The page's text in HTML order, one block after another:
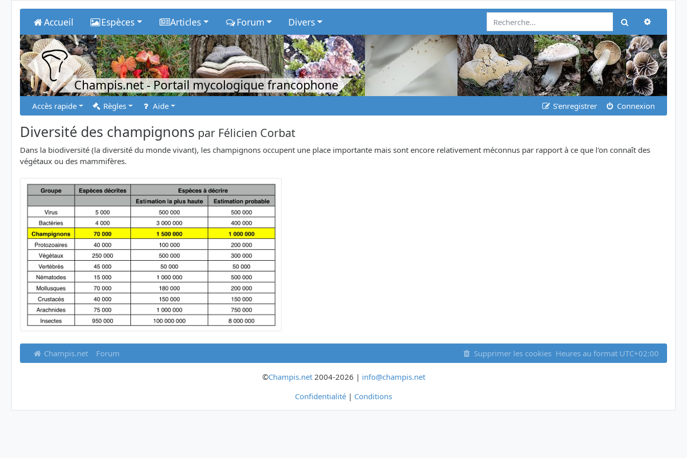
Accueil Espèces Articles Forum Divers Rechercher
Champis.net- Portail mycologique francophone
Accès rapide Règles Aide S’enregistrer Connexion
Diversité des champignons par Félicien Corbat
Dans la biodiversité (la diversité du monde vivant), les champignons occupent une place importante mais sont encore relativement méconnus par rapport à ce que l'on connaît des
végétaux ou des mammifères.
Champis.net Forum Supprimer les cookies Heures au format UTC+02:00
©Champis.net2004-2026 | info@champis.net
Confidentialité | Conditions